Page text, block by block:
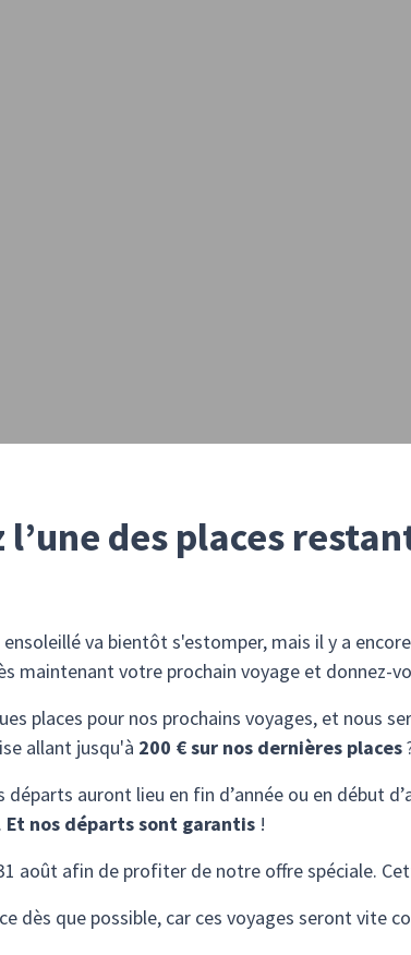
l’une des places
va bientôt s'estomper, mais il y a
maintenant votre prochain voyage et donnez-
places pour nos prochains voyages, et nous
allant jusqu'à 200 € sur nos dernières places
départs auront lieu en fin d’année ou en début
Et nos départs sont garantis !
août afin de profiter de notre offre spéciale.
dès que possible, car ces voyages seront vite